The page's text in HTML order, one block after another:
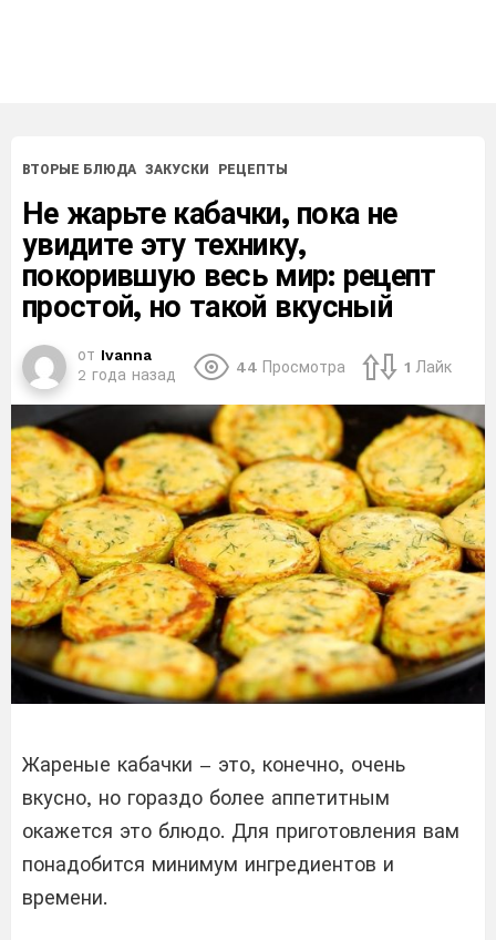
ВТОРЫЕ БЛЮДА ЗАКУСКИ РЕЦЕПТЫ
Не жарьте кабачки, пока не
увидите эту технику,
покорившую весь мир: рецепт
простой, но такой вкусный
от Ivanna
2 года назад
44 Просмотра 1 Лайк
Жареные кабачки – это, конечно, очень
вкусно, но гораздо более аппетитным
окажется это блюдо. Для приготовления вам
понадобится минимум ингредиентов и
времени.